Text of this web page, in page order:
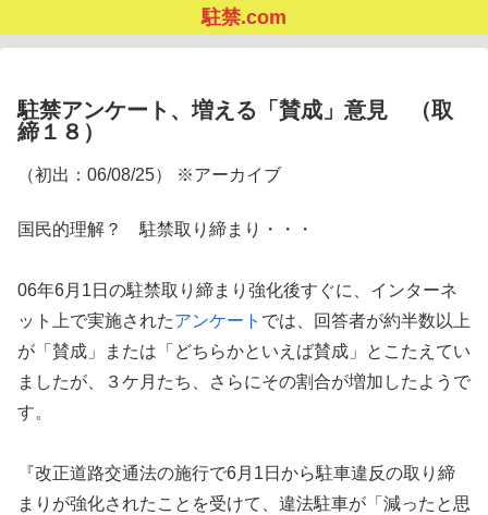
駐禁.com
駐禁アンケート、増える「賛成」意見 （取
締１８）
（初出：06/08/25） ※アーカイブ
国民的理解？ 駐禁取り締まり・・・
06年6月1日の駐禁取り締まり強化後すぐに、インターネ
ット上で実施されたアンケート では、回答者が約半数以上
が「賛成」または「どちらかといえば賛成」とこたえてい
ましたが、３ケ月たち、さらにその割合が増加したようで
す。
『改正道路交通法の施行で6月1日から駐車違反の取り締
まりが強化されたことを受けて、違法駐車が「減ったと思